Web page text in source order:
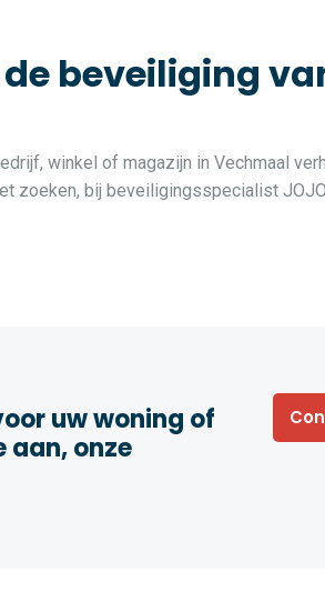
beveiliging
winkel of magazijn in Vechmaal
zoeken, bij beveiligingsspecialist
uw woning of
aan, onze